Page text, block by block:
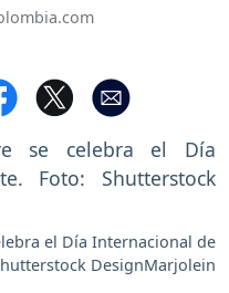
el Día Internacional de
DesignMarjolein